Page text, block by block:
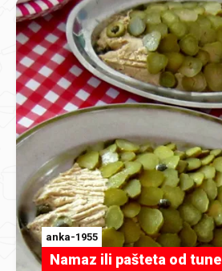
anka-1955
Namaz ili pašteta od tune